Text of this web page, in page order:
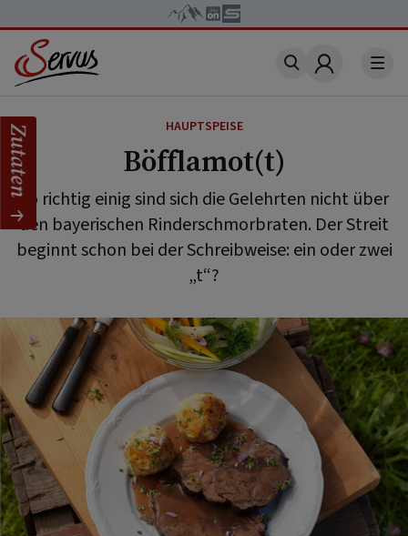
Account
HAUPTSPEISE
Böfflamot(t)
So richtig einig sind sich die Gelehrten nicht über
den bayerischen Rinderschmorbraten. Der Streit
beginnt schon bei der Schreibweise: ein oder zwei
„t“?
Zutaten